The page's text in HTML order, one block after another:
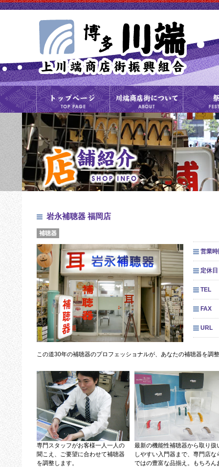
岩永補聴器 福岡店
補聴器
営業
定休日
TEL
FAX
URL
この道30年の補聴器のプロフェッショナルが、あなたの補聴器を調
専門スタッフがお客様一人一人の
聞こえ、ご要望に合わせて補聴器
を調整します。
最新の機能性補聴器から取り扱
しやすい入門器まで、専門店な
ではの豊富な品揃え。もちろん